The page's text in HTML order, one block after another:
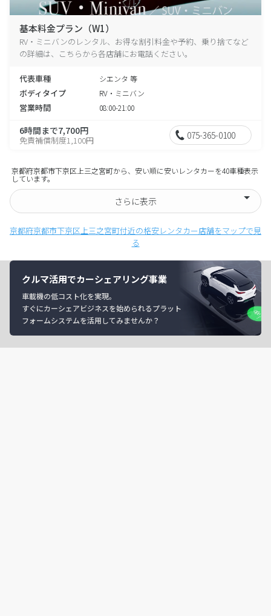
基本料金プラン（W1）
RV・ミニバンのレンタル、お得な割引料金や予約、乗り捨てなど
の詳細は、こちらから各店舗にお電話ください。
代表車種 シエンタ 等
ボディタイプ RV・ミニバン
営業時間 08:00-21:00
6時間まで7,700円
免責補償制度1,100円 075-365-0100
京都府京都市下京区上三之宮町から、安い順に安いレンタカーを40車種表示
しています。
さらに表示
京都府京都市下京区上三之宮町付近の格安レンタカー店舗をマップで見
る
クルマ活用でカーシェアリング事業
車載機の低コスト化を実現。
すぐにカーシェアビジネスを始められるプラット
フォームシステムを活用してみませんか？